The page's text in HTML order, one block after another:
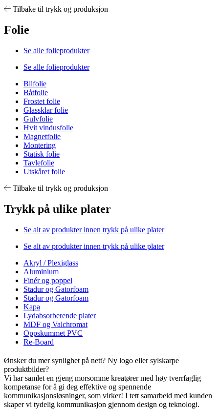
Tilbake til trykk og produksjon
Folie
Se alle folieprodukter
Se alle folieprodukter
Bilfolie
Båtfolie
Frostet folie
Glassklar folie
Gulvfolie
Hvit vindusfolie
Magnetfolie
Montering
Statisk folie
Tavlefolie
Utskåret folie
Tilbake til trykk og produksjon
Trykk på ulike plater
Se alt av produkter innen trykk på ulike plater
Se alt av produkter innen trykk på ulike plater
Akryl / Plexiglass
Aluminium
Finér og poppel
Stadur og Gatorfoam
Stadur og Gatorfoam
Kapa
Lydabsorberende plater
MDF og Valchromat
Oppskummet PVC
Re-Board
Ønsker du mer synlighet på nett? Ny logo eller sylskarpe
produktbilder?
Vi har samlet en gjeng morsomme kreatører med høy tverrfaglig
kompetanse for å gi deg effektive og spennende
kommunikasjonsløsninger, som virker! I tett samarbeid med kunden
skaper vi tydelig kommunikasjon gjennom design og teknologi.